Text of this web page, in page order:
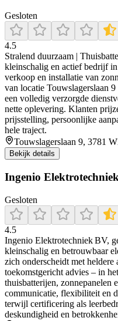
Gesloten
4.5
Stralend duurzaam |
kleinschalig en actief bedrijf
verkoop en installatie van
van locatie Touwslagerslaan
een volledig verzorgde
nette oplevering. Klanten
prijsstelling, persoonlijke
hele traject.
Touwslagerslaan 9, 3781
Bekijk details
Ingenio
Gesloten
4.5
Ingenio Elektrotechniek BV,
kleinschalig en betrouwbaar
zich onderscheidt met
toekomstgericht advies – in
thuisbatterijen, zonnepanelen
communicatie, flexibiliteit en
terwijl certificering als
deskundigheid en